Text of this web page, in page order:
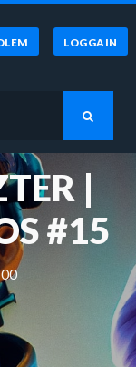
LOGGA IN
|
#15